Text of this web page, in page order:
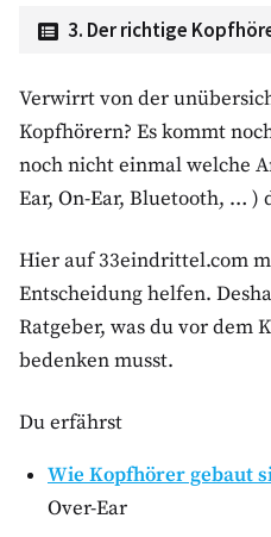
3. Der richtige
1. Kopfhörer Arten
In Ear
On Ear
2. Verbindung
Kabelgebunden
Kabellos
Pendler, Reisen
Verwirrt von der
Kopfhörern? Es kommt
noch nicht einmal welche
Ear, On-Ear, Bluetooth, … )
Hier auf 33eindrittel.com
Entscheidung helfen.
Ratgeber, was du vor dem
bedenken musst.
Du erfährst
Wie Kopfhörer gebaut
Over-Ear